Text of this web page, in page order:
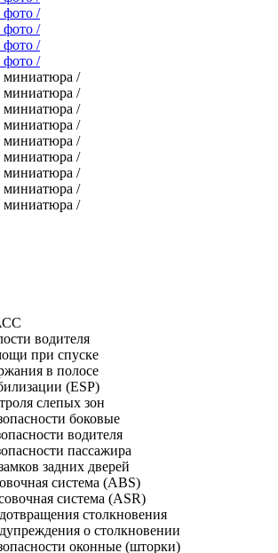
водителя
при спуске
в полосе
(ESP)
слепых зон
боковые
водителя
пассажира
задних дверей
система (ABS)
система (ASR)
столкновения
о столкновении
оконные (шторки)